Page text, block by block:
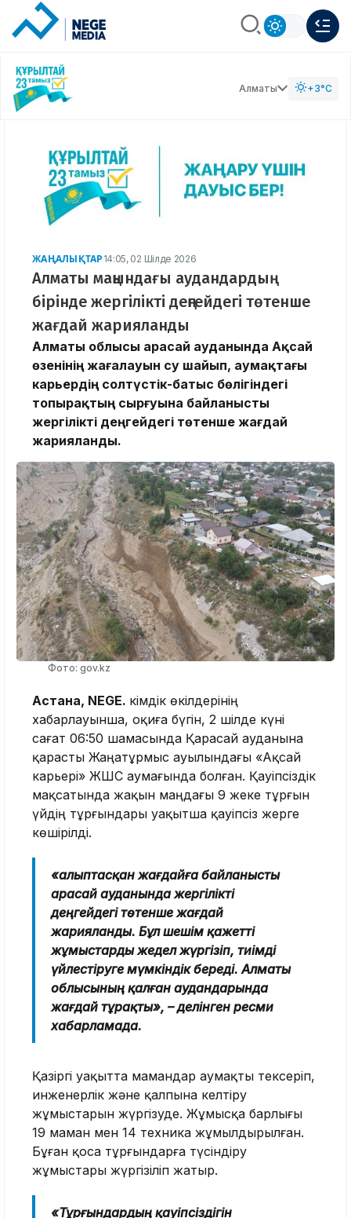
Алматы +3°C
ЖАҢАЛЫҚТАР 14:05, 02 Шілде 2026
Алматы маңындағы аудандардың
бірінде жергілікті деңгейдегі төтенше
жағдай жарияланды
Алматы облысы Қарасай ауданында Ақсай
өзенінің жағалауын су шайып, аумақтағы
карьердің солтүстік-батыс бөлігіндегі
топырақтың сырғуына байланысты
жергілікті деңгейдегі төтенше жағдай
жарияланды.
Фото: gov.kz
Астана, NEGE. Әкімдік өкілдерінің
хабарлауынша, оқиға бүгін, 2 шілде күні
сағат 06:50 шамасында Қарасай ауданына
қарасты Жаңатұрмыс ауылындағы «Ақсай
карьері» ЖШС аумағында болған. Қауіпсіздік
мақсатында жақын маңдағы 9 жеке тұрғын
үйдің тұрғындары уақытша қауіпсіз жерге
көшірілді.
«Қалыптасқан жағдайға байланысты
Қарасай ауданында жергілікті
деңгейдегі төтенше жағдай
жарияланды. Бұл шешім қажетті
жұмыстарды жедел жүргізіп, тиімді
үйлестіруге мүмкіндік береді. Алматы
облысының қалған аудандарында
жағдай тұрақты», – делінген ресми
хабарламада.
Қазіргі уақытта мамандар аумақты тексеріп,
инженерлік және қалпына келтіру
жұмыстарын жүргізуде. Жұмысқа барлығы
19 маман мен 14 техника жұмылдырылған.
Бұған қоса тұрғындарға түсіндіру
жұмыстары жүргізіліп жатыр.
«Тұрғындардың қауіпсіздігін